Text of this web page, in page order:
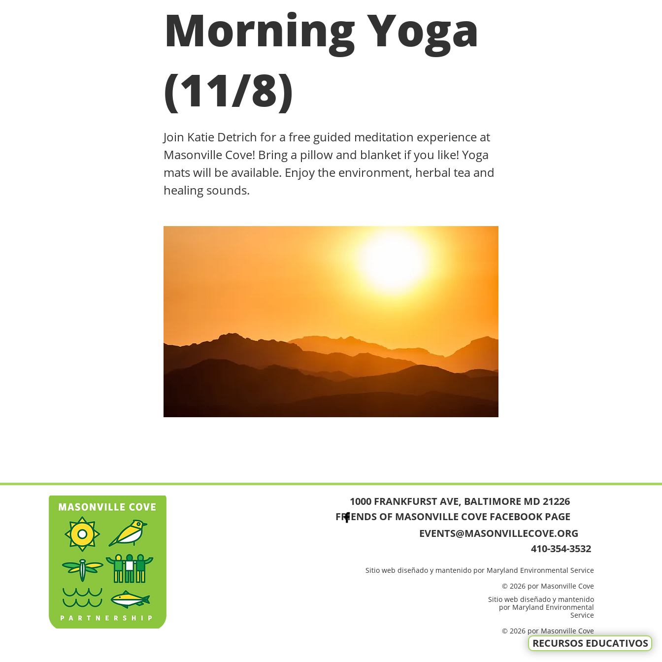
Morning Yoga
(11/8)
Join Katie Detrich for a free guided meditation experience at
Masonville Cove! Bring a pillow and blanket if you like! Yoga
mats will be available. Enjoy the environment, herbal tea and
healing sounds.
RECURSOS EDUCATIVOS
1000 FRANKFURST AVE, BALTIMORE MD 21226
FRIENDS OF MASONVILLE COVE FACEBOOK PAGE
EVENTS@MASONVILLECOVE.ORG
410-354-3532
Sitio web diseñado y mantenido por Maryland Environmental Service
© 2026 por Masonville Cove
Sitio web diseñado y mantenido
por Maryland Environmental
Service
© 2026 por Masonville Cove